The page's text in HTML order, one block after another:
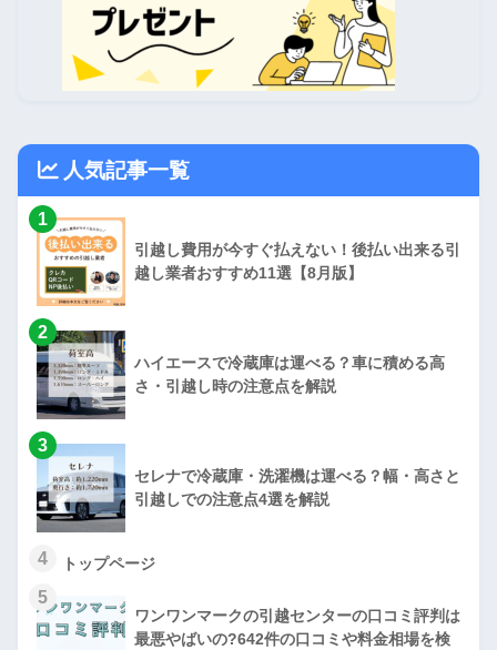
人気記事一覧
1
引越し費用が今すぐ払えない！後払い出来る引
越し業者おすすめ11選【8月版】
2
ハイエースで冷蔵庫は運べる？車に積める高
さ・引越し時の注意点を解説
3
セレナで冷蔵庫・洗濯機は運べる？幅・高さと
引越しでの注意点4選を解説
4 トップページ
5
ワンワンマークの引越センターの口コミ評判は
最悪やばいの?642件の口コミや料金相場を検